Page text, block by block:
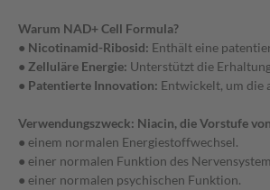
Warum NAD+ Cell Formula?
● Nicotinamid-Ribosid: Enthält eine
● Zelluläre Energie: Unterstützt die
● Patentierte Innovation: Entwickelt, um die
Verwendungszweck: Niacin, die Vorstufe
● einem normalen Energiestoffwechsel.
● einer normalen Funktion des
● einer normalen psychischen Funktion.